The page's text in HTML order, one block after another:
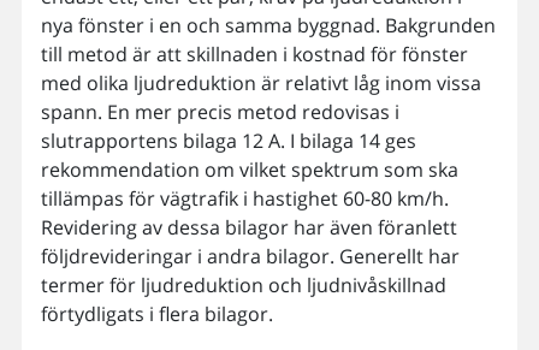
nya fönster i en och samma byggnad. Bakgrunden
till metod är att skillnaden i kostnad för fönster
med olika ljudreduktion är relativt låg inom vissa
spann. En mer precis metod redovisas i
slutrapportens bilaga 12 A. I bilaga 14 ges
rekommendation om vilket spektrum som ska
tillämpas för vägtrafik i hastighet 60-80 km/h.
Revidering av dessa bilagor har även föranlett
följdrevideringar i andra bilagor. Generellt har
termer för ljudreduktion och ljudnivåskillnad
förtydligats i flera bilagor.